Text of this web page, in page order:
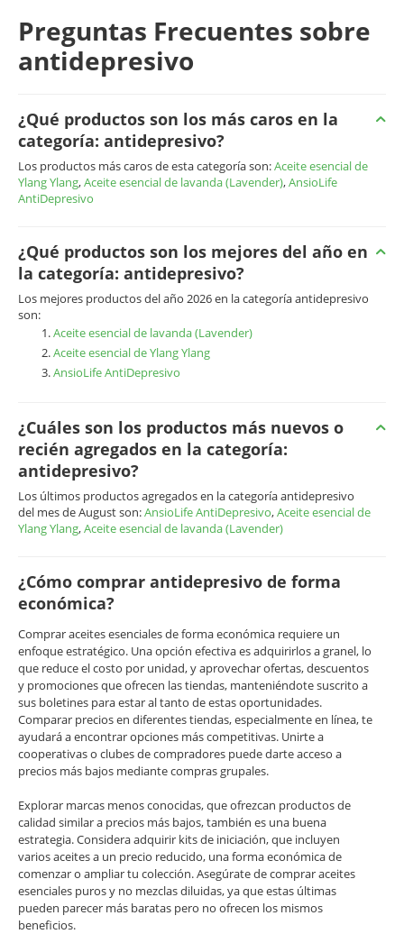
Preguntas Frecuentes sobre
antidepresivo
¿Qué productos son los más caros en la
categoría: antidepresivo?
Los productos más caros de esta categoría son:Aceite esencial de
Ylang Ylang,Aceite esencial de lavanda (Lavender),AnsioLife
AntiDepresivo
¿Qué productos son los mejores del año en
la categoría: antidepresivo?
Los mejores productos del año 2026 en la categoría antidepresivo
son:
Aceite esencial de lavanda (Lavender)
Aceite esencial de Ylang Ylang
AnsioLife AntiDepresivo
¿Cuáles son los productos más nuevos o
recién agregados en la categoría:
antidepresivo?
Los últimos productos agregados en la categoría antidepresivo
del mes de August son:AnsioLife AntiDepresivo,Aceite esencial de
Ylang Ylang,Aceite esencial de lavanda (Lavender)
¿Cómo comprar antidepresivo de forma
económica?
Comprar aceites esenciales de forma económica requiere un
enfoque estratégico. Una opción efectiva es adquirirlos a granel, lo
que reduce el costo por unidad, y aprovechar ofertas, descuentos
y promociones que ofrecen las tiendas, manteniéndote suscrito a
sus boletines para estar al tanto de estas oportunidades.
Comparar precios en diferentes tiendas, especialmente en línea, te
ayudará a encontrar opciones más competitivas. Unirte a
cooperativas o clubes de compradores puede darte acceso a
precios más bajos mediante compras grupales.
Explorar marcas menos conocidas, que ofrezcan productos de
calidad similar a precios más bajos, también es una buena
estrategia. Considera adquirir kits de iniciación, que incluyen
varios aceites a un precio reducido, una forma económica de
comenzar o ampliar tu colección. Asegúrate de comprar aceites
esenciales puros y no mezclas diluidas, ya que estas últimas
pueden parecer más baratas pero no ofrecen los mismos
beneficios.